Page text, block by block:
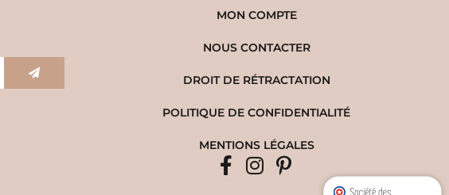
MON COMPTE
NOUS CONTACTER
DROIT DE RÉTRACTATION
POLITIQUE DE CONFIDENTIALITÉ
MENTIONS LÉGALES